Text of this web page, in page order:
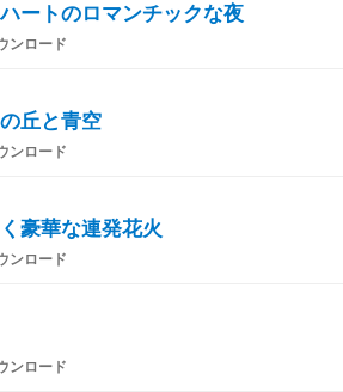
ートのロマンチックな夜
ンロード
丘と青空
ンロード
豪華な連発花火
ンロード
ンロード